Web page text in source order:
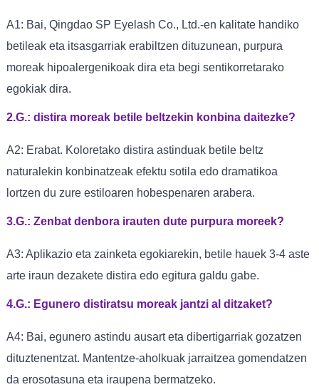
A1: Bai, Qingdao SP Eyelash Co., Ltd.-en kalitate handiko
betileak eta itsasgarriak erabiltzen dituzunean, purpura
moreak hipoalergenikoak dira eta begi sentikorretarako
egokiak dira.
2.G.: distira moreak betile beltzekin konbina daitezke?
A2: Erabat. Koloretako distira astinduak betile beltz
naturalekin konbinatzeak efektu sotila edo dramatikoa
lortzen du zure estiloaren hobespenaren arabera.
3.G.: Zenbat denbora irauten dute purpura moreek?
A3: Aplikazio eta zainketa egokiarekin, betile hauek 3-4 aste
arte iraun dezakete distira edo egitura galdu gabe.
4.G.: Egunero distiratsu moreak jantzi al ditzaket?
A4: Bai, egunero astindu ausart eta dibertigarriak gozatzen
dituztenentzat. Mantentze-aholkuak jarraitzea gomendatzen
da erosotasuna eta iraupena bermatzeko.